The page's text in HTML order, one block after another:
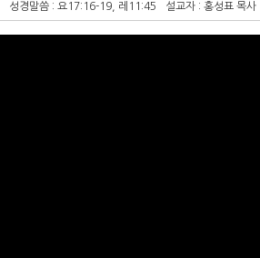
성경말씀 : 요17:16-19, 레11:45 설교자 : 홍성표 목사